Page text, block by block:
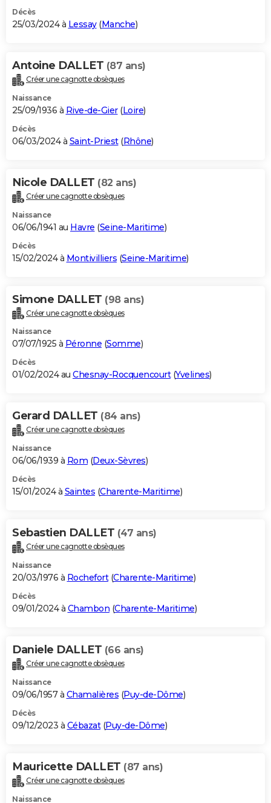
Décès
25/03/2024 à Lessay(Manche)
Antoine DALLET (87 ans)
Créer une cagnotte obsèques
Naissance
25/09/1936 à Rive-de-Gier(Loire)
Décès
06/03/2024 à Saint-Priest(Rhône)
Nicole DALLET (82 ans)
Créer une cagnotte obsèques
Naissance
06/06/1941 au Havre (Seine-Maritime)
Décès
15/02/2024 à Montivilliers (Seine-Maritime)
Simone DALLET (98 ans)
Créer une cagnotte obsèques
Naissance
07/07/1925 à Péronne (Somme)
Décès
01/02/2024 au Chesnay-Rocquencourt(Yvelines)
Gerard DALLET (84 ans)
Créer une cagnotte obsèques
Naissance
06/06/1939 à Rom (Deux-Sèvres)
Décès
15/01/2024 à Saintes (Charente-Maritime)
Sebastien DALLET (47 ans)
Créer une cagnotte obsèques
Naissance
20/03/1976 à Rochefort(Charente-Maritime)
Décès
09/01/2024 à Chambon (Charente-Maritime)
Daniele DALLET (66 ans)
Créer une cagnotte obsèques
Naissance
09/06/1957 à Chamalières (Puy-de-Dôme)
Décès
09/12/2023 à Cébazat(Puy-de-Dôme)
Mauricette DALLET (87 ans)
Créer une cagnotte obsèques
Naissance